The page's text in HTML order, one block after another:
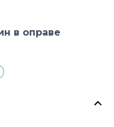
в оправе